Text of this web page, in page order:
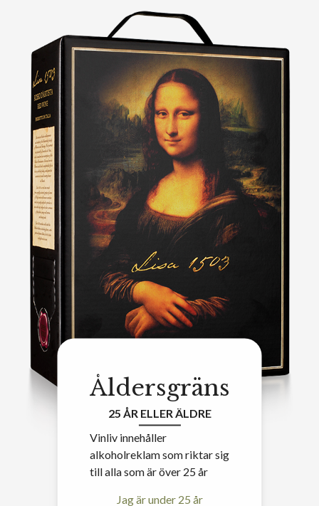
Åldersgräns
25 ÅR ELLER ÄLDRE
Vinliv innehåller
alkoholreklam som riktar sig
till alla som är över 25 år
Jag är under 25 år